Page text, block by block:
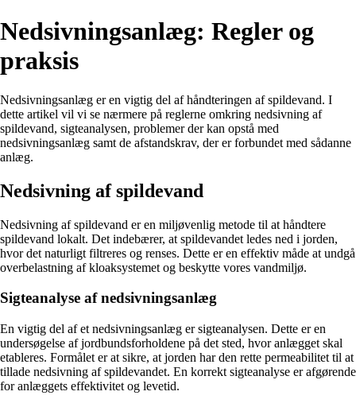
Nedsivningsanlæg: Regler og
praksis
Nedsivningsanlæg er en vigtig del af håndteringen af spildevand. I
dette artikel vil vi se nærmere på reglerne omkring nedsivning af
spildevand, sigteanalysen, problemer der kan opstå med
nedsivningsanlæg samt de afstandskrav, der er forbundet med sådanne
anlæg.
Nedsivning af spildevand
Nedsivning af spildevand er en miljøvenlig metode til at håndtere
spildevand lokalt. Det indebærer, at spildevandet ledes ned i jorden,
hvor det naturligt filtreres og renses. Dette er en effektiv måde at undgå
overbelastning af kloaksystemet og beskytte vores vandmiljø.
Sigteanalyse af nedsivningsanlæg
En vigtig del af et nedsivningsanlæg er sigteanalysen. Dette er en
undersøgelse af jordbundsforholdene på det sted, hvor anlægget skal
etableres. Formålet er at sikre, at jorden har den rette permeabilitet til at
tillade nedsivning af spildevandet. En korrekt sigteanalyse er afgørende
for anlæggets effektivitet og levetid.